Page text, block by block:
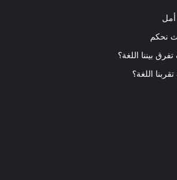
أمل
نحكم
بيننا اللغة؟
اللغة؟